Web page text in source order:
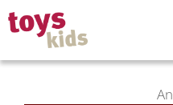
Zum
Inhalt
springen